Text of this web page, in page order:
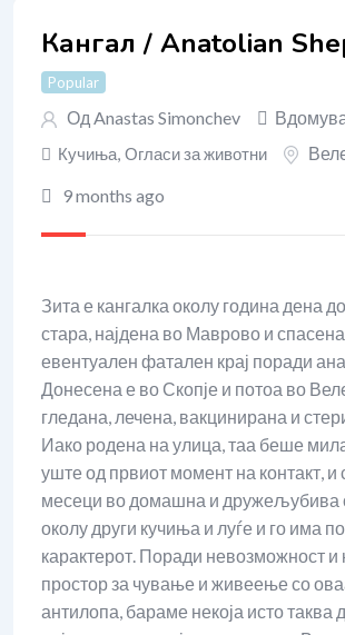
Кангал / Anatolian
Popular
Од Anastas Simonchev
Кучиња, Огласи за животни
9 months ago
Зита е кангалка околу година дена
стара, најдена во Маврово и
евентуален фатален крај поради
Донесена е во Скопје и потоа во
гледана, лечена, вакцинирана и
Иако родена на улица, таа беше
уште од првиот момент на контакт, и
месеци во домашна и дружељубива
околу други кучиња и луѓе и го има
карактерот. Поради невозможност
простор за чување и живеење со
антилопа, бараме некоја исто таква